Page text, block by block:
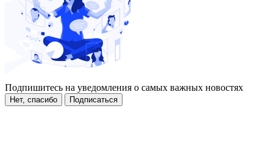
Подпишитесь на уведомления о самых важных новостях
Нет, спасибо Подписаться